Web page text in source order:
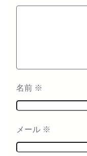
名前 ※
メール ※